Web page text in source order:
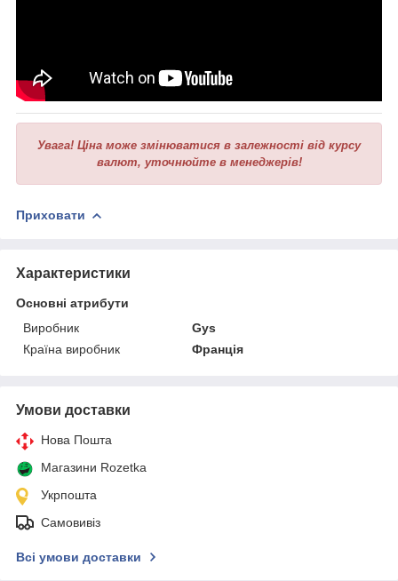
Увага! Ціна може змінюватися в залежності від курсу
валют, уточнюйте в менеджерів!
Приховати
Характеристики
Основні атрибути
Виробник
Gys
Країна виробник
Франція
Умови доставки
Нова Пошта
Магазини Rozetka
Укрпошта
Самовивіз
Всі умови доставки